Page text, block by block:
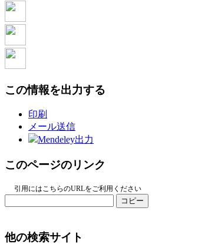
この情報を出力する
印刷
メール送信
Mendeley出力
このページのリンク
引用にはこちらのURLをご利用ください
コピー
他の検索サイト